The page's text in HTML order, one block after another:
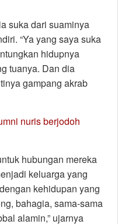
suka dari suaminya
“Ya yang saya suka
hidupnya
tuanya. Dan dia
gampang akrab
nuris berjodoh
hubungan mereka
keluarga yang
kehidupan yang
bahagia, sama-sama
alamin,” ujarnya